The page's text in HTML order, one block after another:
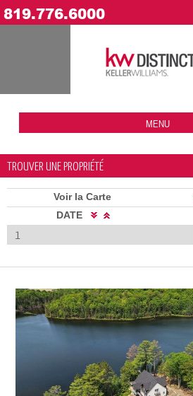
819.776.6000
MENU
TROUVER UNE PROPRIÉTÉ
Voir la Carte
DATE